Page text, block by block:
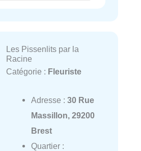
Les Pissenlits par la
Racine
Catégorie : Fleuriste
Adresse : 30 Rue
Massillon, 29200
Brest
Quartier :